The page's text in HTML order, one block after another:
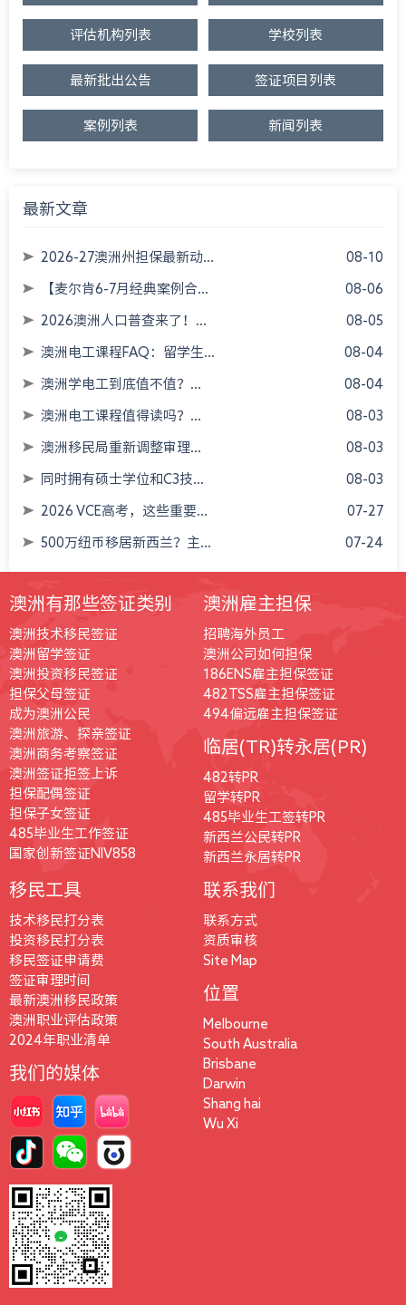
评估机构列表 学校列表
最新批出公告 签证项目列表
案例列表 新闻列表
最新文章
2026-27澳洲州担保最新动... 08-10
【麦尔肯6-7月经典案例合... 08-06
2026澳洲人口普查来了！... 08-05
澳洲电工课程FAQ：留学生... 08-04
澳洲学电工到底值不值？... 08-04
澳洲电工课程值得读吗？... 08-03
澳洲移民局重新调整审理... 08-03
同时拥有硕士学位和C3技... 08-03
2026 VCE高考，这些重要... 07-27
500万纽币移居新西兰？主... 07-24
澳洲有那些签证类别
澳洲技术移民签证
澳洲留学签证
澳洲投资移民签证
担保父母签证
成为澳洲公民
澳洲旅游、探亲签证
澳洲商务考察签证
澳洲签证拒签上诉
担保配偶签证
担保子女签证
485毕业生工作签证
国家创新签证NIV858
澳洲雇主担保
招聘海外员工
澳洲公司如何担保
186ENS雇主担保签证
482TSS雇主担保签证
494偏远雇主担保签证
临居(TR)转永居(PR)
482转PR
留学转PR
485毕业生工签转PR
新西兰公民转PR
新西兰永居转PR
移民工具
技术移民打分表
投资移民打分表
移民签证申请费
签证审理时间
最新澳洲移民政策
澳洲职业评估政策
2024年职业清单
我们的媒体
联系我们
联系方式
资质审核
Site Map
位置
Melbourne
South Australia
Brisbane
Darwin
Shang hai
Wu Xi